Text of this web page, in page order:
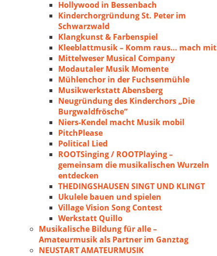
Hollywood in Bessenbach
Kinderchorgründung St. Peter im
Schwarzwald
Klangkunst & Farbenspiel
Kleeblattmusik – Komm raus… mach mit
Mittelweser Musical Company
Modautaler Musik Momente
Mühlenchor in der Fuchsenmühle
Musikwerkstatt Abensberg
Neugründung des Kinderchors „Die
Burgwaldfrösche“
Niers-Kendel macht Musik mobil
PitchPlease
Political Lied
ROOTSinging / ROOTPlaying –
gemeinsam die musikalischen Wurzeln
entdecken
THEDINGSHAUSEN SINGT UND KLINGT
Ukulele bauen und spielen
Village Vision Song Contest
Werkstatt Quillo
Musikalische Bildung für alle –
Amateurmusik als Partner im Ganztag
NEUSTART AMATEURMUSIK